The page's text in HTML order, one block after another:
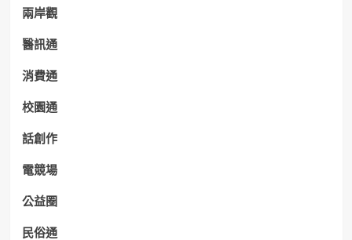
兩岸觀
醫訊通
消費通
校園通
話創作
電競場
公益圈
民俗通